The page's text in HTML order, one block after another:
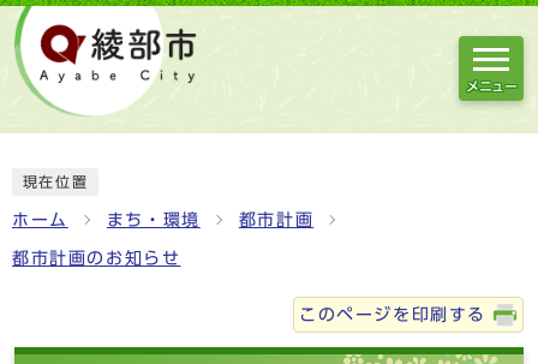
メニュー
現在位置
ホーム まち・環境 都市計画
都市計画のお知らせ
このページを印刷する